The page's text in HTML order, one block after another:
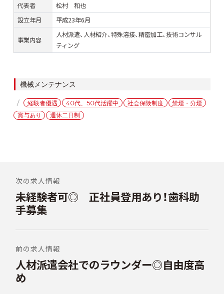
代表者
松村 和也
設立年月
平成23年6月
事業内容
人材派遣、人材紹介、特殊溶接、精密加工、技術コンサル
ティング
ゴ
リ
機械メンテナンス
タ
グ
経験者優遇 40代、50代活躍中 社会保険制度
禁煙・分煙
賞与あり
週休二日制
稿
ナ
ビ
ゲ
ー
シ
ョ
次の求人情報
前
の
投
稿:
未経験者可◎ 正社員登用あり！歯科助
手募集
前の求人情報
次
の
投
人材派遣会社でのラウンダー◎自由度高
め